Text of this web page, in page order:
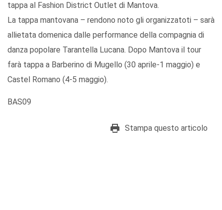
tappa al Fashion District Outlet di Mantova.
La tappa mantovana – rendono noto gli organizzatoti – sarà
allietata domenica dalle performance della compagnia di
danza popolare Tarantella Lucana. Dopo Mantova il tour
farà tappa a Barberino di Mugello (30 aprile-1 maggio) e
Castel Romano (4-5 maggio).
BAS09
Stampa questo articolo